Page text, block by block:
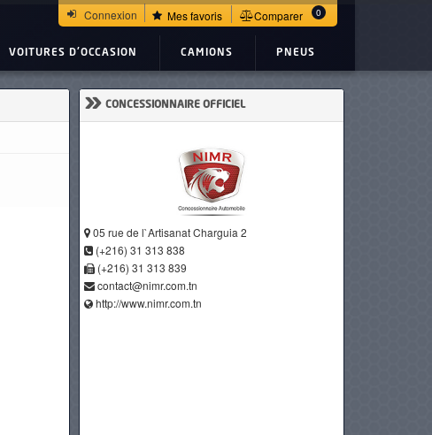
Connexion Mes favoris Comparer 0
VOITURES D'OCCASION CAMIONS PNEUS
» CONCESSIONNAIRE OFFICIEL
05 rue de l`Artisanat Charguia 2
(+216) 31 313 838
(+216) 31 313 839
contact@nimr.com.tn
http://www.nimr.com.tn